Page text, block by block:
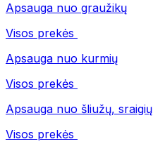
Apsauga nuo graužikų
Visos prekės
Apsauga nuo kurmių
Visos prekės
Apsauga nuo šliužų, sraigių
Visos prekės